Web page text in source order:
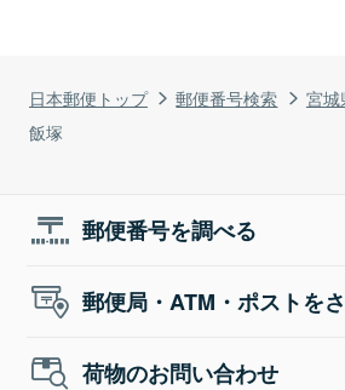
日本郵便トップ 郵便番号検索 宮城
飯塚
郵便番号を調べる
郵便局・ATM・ポストを
荷物のお問い合わせ